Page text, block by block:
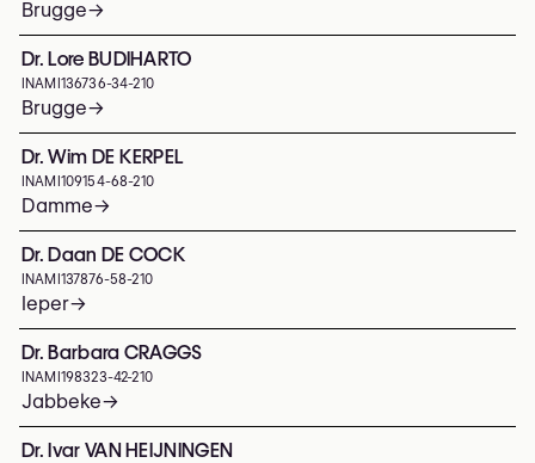
Brugge→
Dr. Lore BUDIHARTO
INAMI 136736-34-210
Brugge→
Dr. Wim DE KERPEL
INAMI 109154-68-210
Damme→
Dr. Daan DE COCK
INAMI 137876-58-210
Ieper→
Dr. Barbara CRAGGS
INAMI 198323-42-210
Jabbeke→
Dr. Ivar VAN HEIJNINGEN